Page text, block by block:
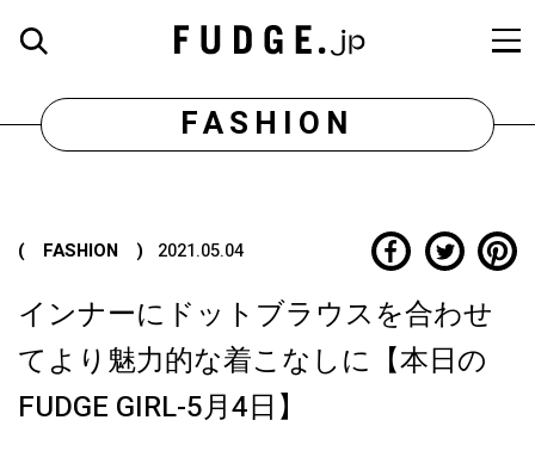
FASHION
( FASHION ) 2021.05.04
インナーにドットブラウスを合わせ
てより魅力的な着こなしに【本日の
FUDGE GIRL-5月4日】